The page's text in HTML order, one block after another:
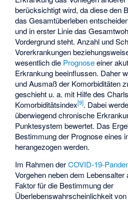
berücksichtigt wird, da diese den
dasGesamtüberleben
und in erster Linie das
Vordergrund steht. Anzahl und
Vorerkrankungen
wesentlich die Prognoseeiner
Erkrankung beeinflussen. Daher
und Ausmaß der Komorbiditäten
geschieht u. a. mit Hilfe des
Komorbiditätsindex[9]. Dabei
überwiegend chronische
Punktesystem bewertet. Das
Bestimmung der Prognose eines
herangezogen werden.
Im Rahmen derCOVID-19-
Vorgehen neben dem
Faktor für die Bestimmung der
Überlebenswahrscheinlichkeit